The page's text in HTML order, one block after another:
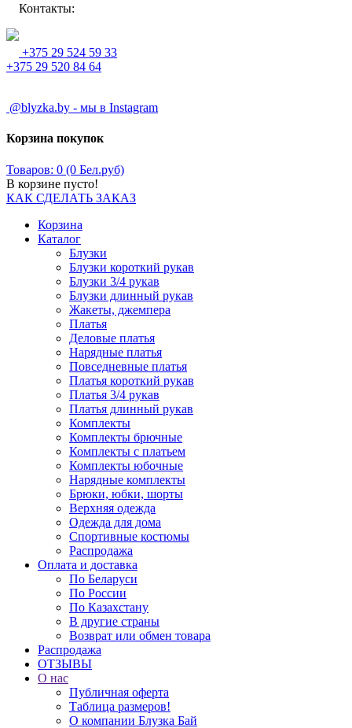
Контакты:
+375 29 524 59 33
+375 29 520 84 64
@blyzka.by - мы в Instagram
Корзина покупок
Товаров: 0 (0 Бел.руб)
В корзине пусто!
КАК СДЕЛАТЬ ЗАКАЗ
Корзина
Каталог
Блузки
Блузки короткий рукав
Блузки 3/4 рукав
Блузки длинный рукав
Жакеты, джемпера
Платья
Деловые платья
Нарядные платья
Повседневные платья
Платья короткий рукав
Платья 3/4 рукав
Платья длинный рукав
Комплекты
Комплекты брючные
Комплекты с платьем
Комплекты юбочные
Нарядные комплекты
Брюки, юбки, шорты
Верхняя одежда
Одежда для дома
Спортивные костюмы
Распродажа
Оплата и доставка
По Беларуси
По России
По Казахстану
В другие страны
Возврат или обмен товара
Распродажа
ОТЗЫВЫ
О нас
Публичная оферта
Таблица размеров!
О компании Блузка Бай